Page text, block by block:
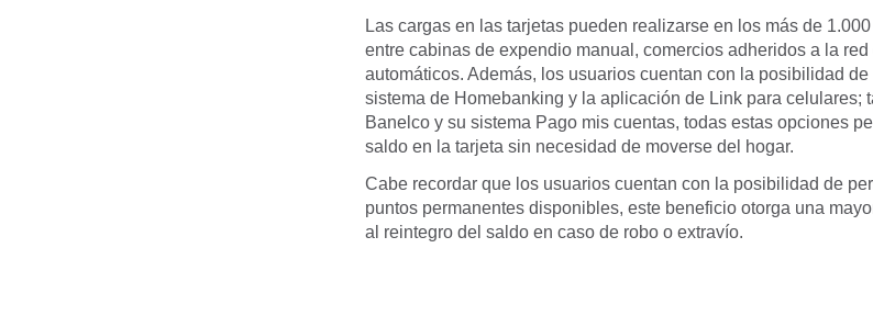
Las cargas en las tarjetas pueden realizarse en los más de
entre cabinas de expendio manual, comercios adheridos a la
automáticos. Además, los usuarios cuentan con la posibilidad de
sistema de Homebanking y la aplicación de Link para celulares;
Banelco y su sistema Pago mis cuentas, todas estas opciones
saldo en la tarjeta sin necesidad de moverse del hogar.
Cabe recordar que los usuarios cuentan con la posibilidad de
puntos permanentes disponibles, este beneficio otorga una
al reintegro del saldo en caso de robo o extravío.